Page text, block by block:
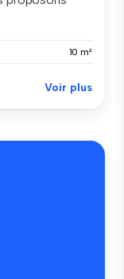
10 m²
Voir plus